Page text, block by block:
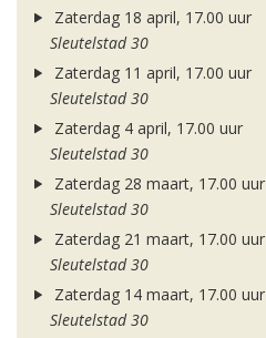
Zaterdag 18 april, 17.00 uur
Sleutelstad 30
Zaterdag 11 april, 17.00 uur
Sleutelstad 30
Zaterdag 4 april, 17.00 uur
Sleutelstad 30
Zaterdag 28 maart, 17.00 uur
Sleutelstad 30
Zaterdag 21 maart, 17.00 uur
Sleutelstad 30
Zaterdag 14 maart, 17.00 uur
Sleutelstad 30